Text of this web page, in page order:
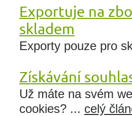
Exportuje na
skladem
Exporty pouze pro
Získávání
Už máte na svém
cookies? ... celý